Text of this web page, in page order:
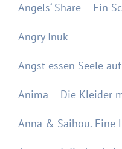
Angels‘ Share – Ein
Angry Inuk
Angst essen Seele auf
Anima – Die Kleider
Anna & Saihou. Eine